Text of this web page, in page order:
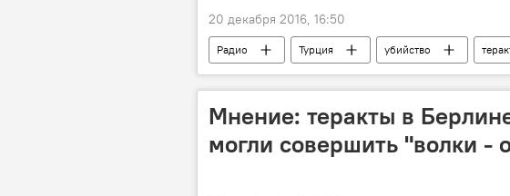
20 декабря 2016, 16:50
Радио Турция убийство
Мнение: теракты в
могли совершить "волки -